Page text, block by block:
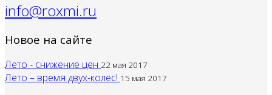
info@roxmi.ru
Новое на сайте
Лето - снижение цен 22 мая 2017
Лето – время двух-колес! 15 мая 2017